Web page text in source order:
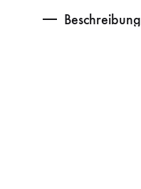
Beschreibung